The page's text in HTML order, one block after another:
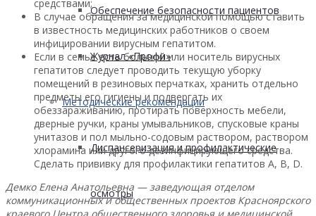
Обеспечение безопасности пациентов
Журнал «Профи»
Методические рекомендации
Диспансеризация и профилактические
осмотры
средствами;
В случае обращения за медицинской помощью ставить
в известность медицинских работников о своем
инфицировании вирусным гепатитом.
Если в семье есть больной или носитель вирусных
гепатитов следует проводить текущую уборку
помещений в резиновых перчатках, хранить отдельно
предметы его гигиены и подвергать их
обеззараживанию, протирать поверхность мебели,
дверные ручки, краны умывальников, спусковые краны
унитазов и пол мыльно-содовым раствором, раствором
хлорамина или другого дезинфицирующего средства.
Сделать прививку для профилактики гепатитов А, В, D.
Демко Елена Анатольевна — заведующая отделом
коммуникационных и общественных проектов Красноярского
краевого Центра общественного здоровья и медицинской